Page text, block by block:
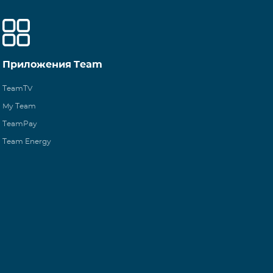
Приложения Team
TeamTV
My Team
TeamPay
Team Energy